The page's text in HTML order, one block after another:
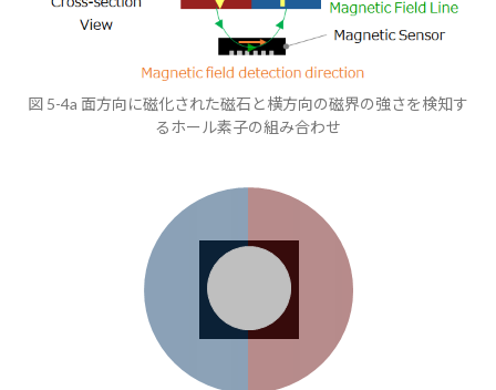
図 5-4a 面方向に磁化された磁石と横方向の磁界の強さを検知す
るホール素子の組み合わせ